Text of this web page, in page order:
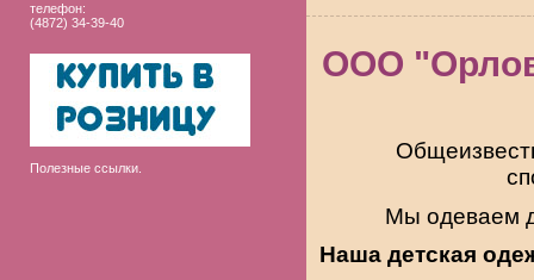
телефон:
(4872) 34-39-40
Полезные ссылки.
ООО
Мы одеваем
Наша детская